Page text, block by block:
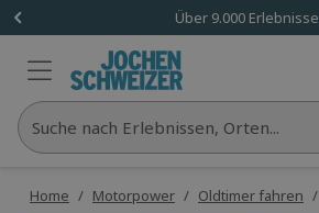
Über 9.000 Erlebnisse
Suche nach Erlebnissen, Orten...
Home / Motorpower / Oldtimer fahren /